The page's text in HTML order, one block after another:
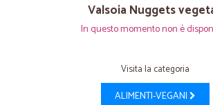
Valsoia Nuggets
In questo momento non è
Visita la categoria
ALIMENTI-VEGANI